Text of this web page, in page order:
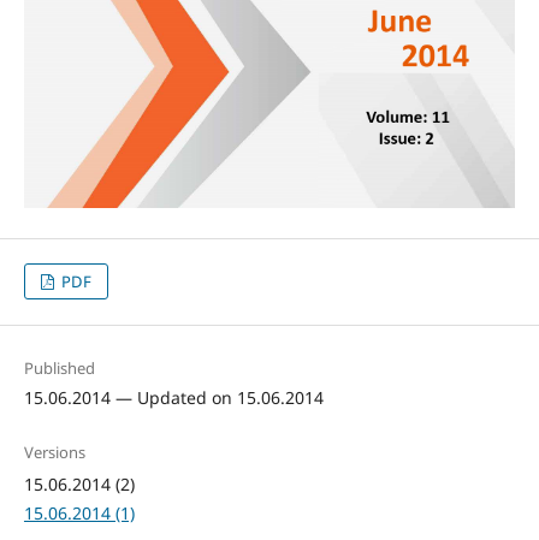
PDF
Published
15.06.2014 — Updated on 15.06.2014
Versions
15.06.2014 (2)
15.06.2014 (1)